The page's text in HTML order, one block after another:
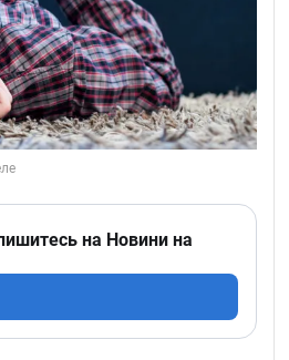
на Новини на